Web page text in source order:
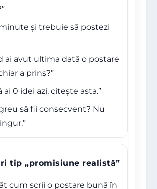
minute și trebuie să postezi
ai avut ultima dată o postare
a prins?”
ai 0 idei azi, citește asta.”
greu să fii consecvent? Nu
tip „promisiune realistă”
cum scrii o postare bună în